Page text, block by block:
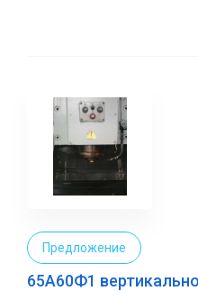
Предложение
65А60Ф1